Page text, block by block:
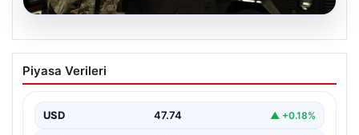
07.08.2026
Türkiye Genelinde DAEŞ’e Karşı Geniş
Kapsamlı Operasyon
yönelik 30 şehirde büyük çaplı bir operasyon
gerçekleştirildi. Jandarma…
Piyasa Verileri
USD 47.74 ▲ +0.18%